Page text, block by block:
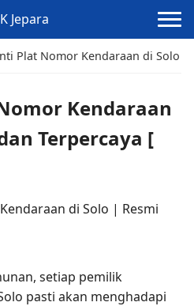
Plat Nomor Kendaraan di Solo |
Kendaraan
Terpercaya [
setiap pemilik
pasti akan menghadapi